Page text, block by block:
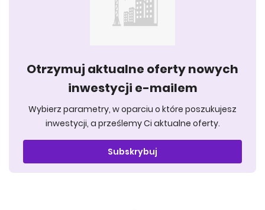
Otrzymuj aktualne oferty nowych
inwestycji e-mailem
Wybierz parametry, w oparciu o które poszukujesz
inwestycji, a prześlemy Ci aktualne oferty.
Subskrybuj